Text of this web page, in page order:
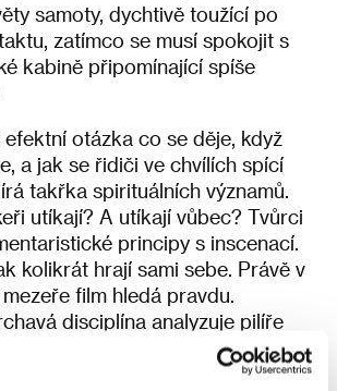
samoty, dychtivě toužící po
zatímco se musí spokojit s
kabině připomínající spíše
otázka co se děje, když
a jak se řidiči ve chvílích spící
takřka spirituálních významů.
utíkají? A utíkají vůbec? Tvůrci
principy s inscenací.
kolikrát hrají sami sebe. Právě v
film hledá pravdu.
disciplína analyzuje pilíře
vzdálených nespočet